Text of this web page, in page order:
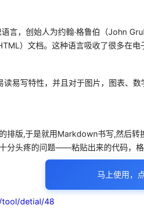
言，创始人为约翰·格鲁伯（John
）文档。这种语言吸收了很多在电
易写特性，并且对于图片，图表、
排版,于是就用Markdown书写,然后
分头疼的问题——粘贴出来的代码，
马上使用，
detial/48